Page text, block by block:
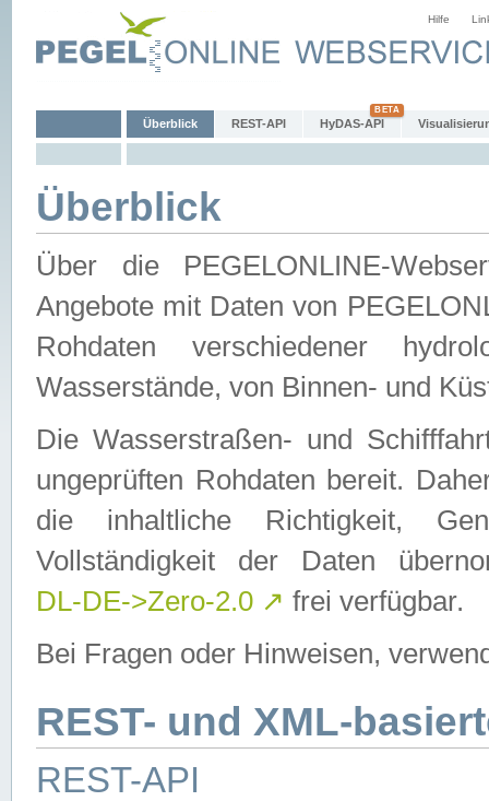
Hilfe
Überblick REST-API HyDAS-API
Überblick
Über die PEGELONLINE-
Angebote mit Daten von
Rohdaten verschiedener
Wasserstände, von Binnen- und
Die Wasserstraßen- und
ungeprüften Rohdaten bereit.
die inhaltliche Richtigkeit,
Vollständigkeit der Daten
DL-DE->Zero-2.0 ↗ frei verfügbar.
Bei Fragen oder Hinweisen,
REST- und XML-
REST-API